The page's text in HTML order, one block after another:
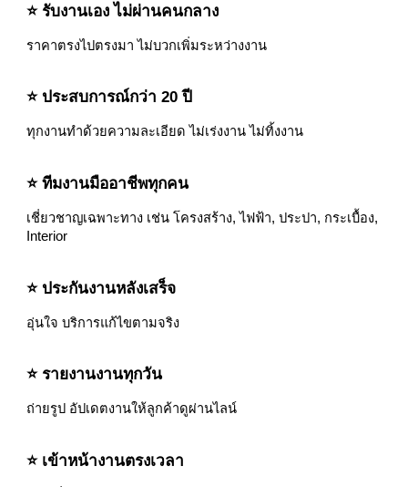
⭐ รับงานเอง ไม่ผ่านคนกลาง
ราคาตรงไปตรงมา ไม่บวกเพิ่มระหว่างงาน
⭐ ประสบการณ์กว่า 20 ปี
ทุกงานทำด้วยความละเอียด ไม่เร่งงาน ไม่ทิ้งงาน
⭐ ทีมงานมืออาชีพทุกคน
เชี่ยวชาญเฉพาะทาง เช่น โครงสร้าง, ไฟฟ้า, ประปา, กระเบื้อง,
Interior
⭐ ประกันงานหลังเสร็จ
อุ่นใจ บริการแก้ไขตามจริง
⭐ รายงานงานทุกวัน
ถ่ายรูป อัปเดตงานให้ลูกค้าดูผ่านไลน์
⭐ เข้าหน้างานตรงเวลา